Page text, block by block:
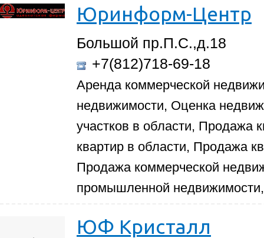
Юринформ-Центр
Большой пр.П.С.,д.18
+7(812)718-69-18
Аренда коммерческой
недвижимости, Оценка
участков в области, Продажа
квартир в области, Продажа
Продажа коммерческой
промышленной
ЮФ Кристалл